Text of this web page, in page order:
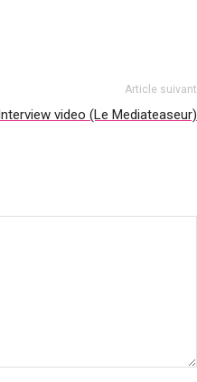
Article suivant
Interview video (Le Mediateaseur)